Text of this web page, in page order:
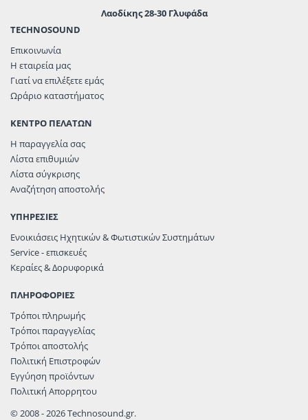
Λαοδίκης 28-30 Γλυφάδα
TECHNOSOUND
Επικοινωνία
Η εταιρεία μας
Γιατί να επιλέξετε εμάς
Ωράριο καταστήματος
ΚΕΝΤΡΟ ΠΕΛΑΤΩΝ
Η παραγγελία σας
Λίστα επιθυμιών
Λίστα σύγκρισης
Αναζήτηση αποστολής
ΥΠΗΡΕΣΙΕΣ
Ενοικιάσεις Ηχητικών & Φωτιστικών Συστημάτων
Service - επισκευές
Κεραίες & Δορυφορικά
ΠΛΗΡΟΦΟΡΙΕΣ
Τρόποι πληρωμής
Τρόποι παραγγελίας
Τρόποι αποστολής
Πολιτική Επιστροφών
Εγγύηση προϊόντων
Πολιτική Απορρητου
© 2008 - 2026 Technosound.gr.